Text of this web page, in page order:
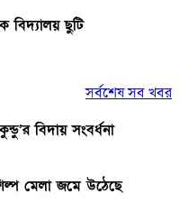
বিদ্যালয় ছুটি
সর্বশেষ সব খবর
বিদায় সংবর্ধনা
মেলা জমে উঠেছে